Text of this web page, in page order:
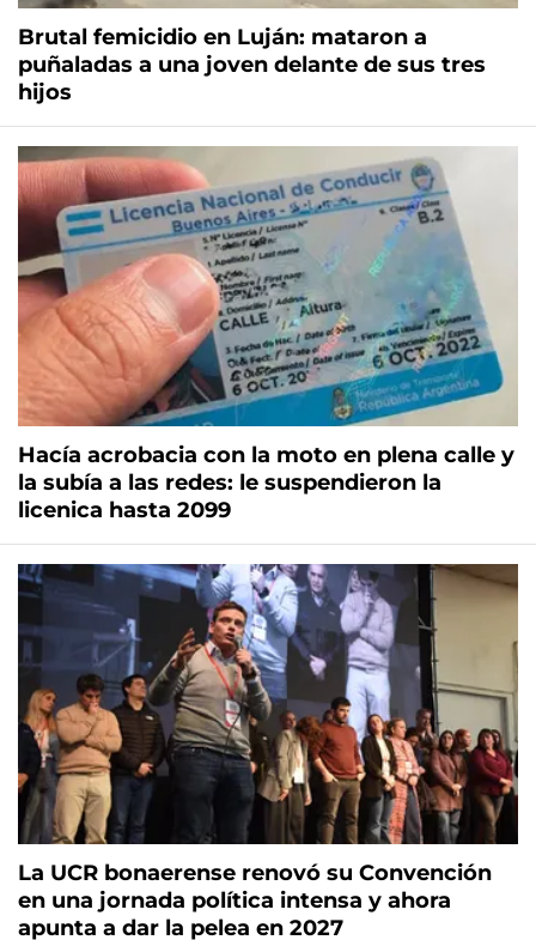
Brutal femicidio en Luján: mataron a
puñaladas a una joven delante de sus tres
hijos
Hacía acrobacia con la moto en plena calle y
la subía a las redes: le suspendieron la
licenica hasta 2099
La UCR bonaerense renovó su Convención
en una jornada política intensa y ahora
apunta a dar la pelea en 2027